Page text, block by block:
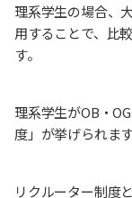
理系学生の場合、
用することで、比
す。
理系学生がOB・
度」が挙げられます
リクルーター制度